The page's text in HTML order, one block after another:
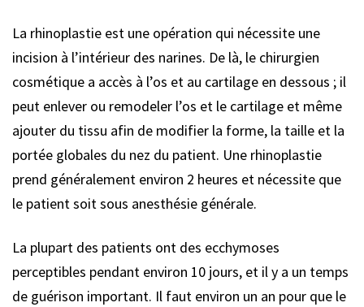
La rhinoplastie est une opération qui nécessite une
incision à l’intérieur des narines. De là, le chirurgien
cosmétique a accès à l’os et au cartilage en dessous ; il
peut enlever ou remodeler l’os et le cartilage et même
ajouter du tissu afin de modifier la forme, la taille et la
portée globales du nez du patient. Une rhinoplastie
prend généralement environ 2 heures et nécessite que
le patient soit sous anesthésie générale.
La plupart des patients ont des ecchymoses
perceptibles pendant environ 10 jours, et il y a un temps
de guérison important. Il faut environ un an pour que le